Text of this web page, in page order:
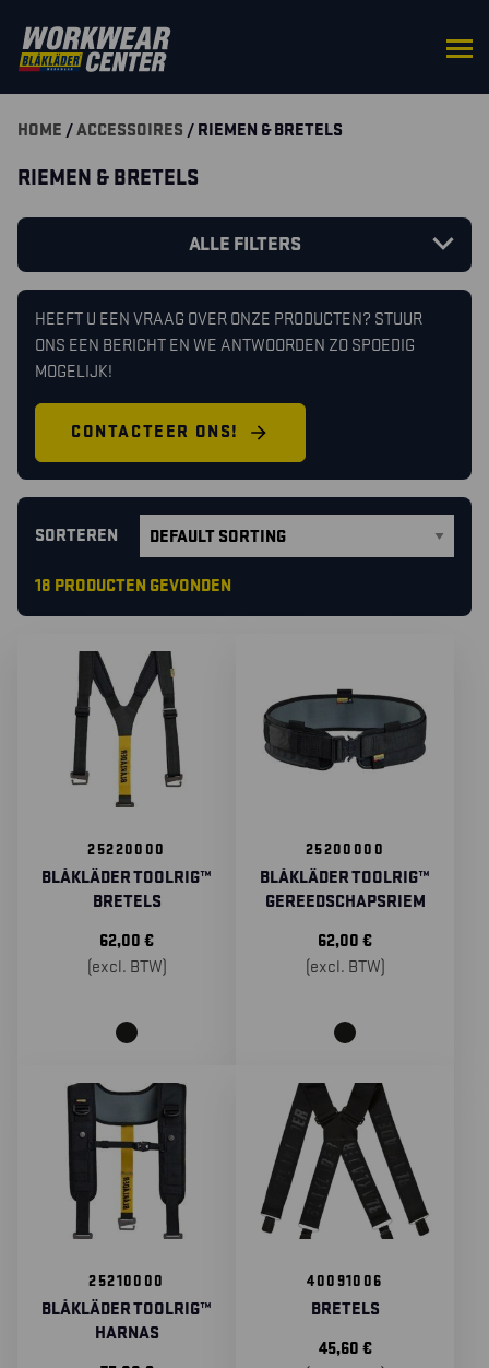
HOME /ACCESSOIRES / RIEMEN & BRETELS
RIEMEN & BRETELS
ALLE FILTERS
HEEFT U EEN VRAAG OVER ONZE PRODUCTEN? STUUR
ONS EEN BERICHT EN WE ANTWOORDEN ZO SPOEDIG
MOGELIJK!
CONTACTEER ONS!
SORTEREN
18 PRODUCTEN GEVONDEN
25220000
BLÅKLÄDER TOOLRIG™
BRETELS
62,00 €
(excl. BTW)
25200000
BLÅKLÄDER TOOLRIG™
GEREEDSCHAPSRIEM
62,00 €
(excl. BTW)
25210000
BLÅKLÄDER TOOLRIG™
HARNAS
40091006
BRETELS
45,60 €